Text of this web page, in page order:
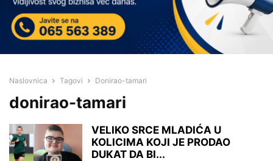
Naslovnica Tagovi Donirao-tamari
donirao-tamari
VELIKO SRCE MLADIĆA U
KOLICIMA KOJI JE PRODAO
DUKAT DA BI...